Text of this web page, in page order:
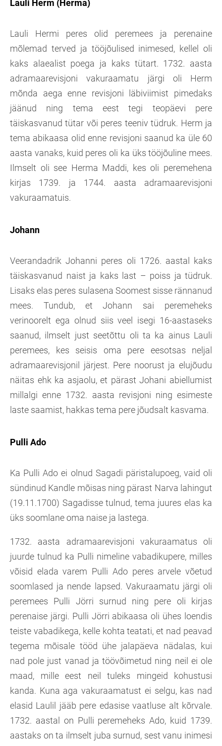
Lauli Herm (Herma)
Lauli Hermi peres olid peremees ja perenaine
mõlemad terved ja tööjõulised inimesed, kellel oli
kaks alaealist poega ja kaks tütart. 1732. aasta
adramaarevisjoni vakuraamatu järgi oli Herm
mõnda aega enne revisjoni läbiviimist pimedaks
jäänud ning tema eest tegi teopäevi pere
täiskasvanud tütar või peres teeniv tüdruk. Herm ja
tema abikaasa olid enne revisjoni saanud ka üle 60
aasta vanaks, kuid peres oli ka üks tööjõuline mees.
Ilmselt oli see Herma Maddi, kes oli peremehena
kirjas 1739. ja 1744. aasta adramaarevisjoni
vakuraamatuis.
Johann
Veerandadrik Johanni peres oli 1726. aastal kaks
täiskasvanud naist ja kaks last – poiss ja tüdruk.
Lisaks elas peres sulasena Soomest sisse rännanud
mees. Tundub, et Johann sai peremeheks
verinoorelt ega olnud siis veel isegi 16-aastaseks
saanud, ilmselt just seetõttu oli ta ka ainus Lauli
peremees, kes seisis oma pere eesotsas neljal
adramaarevisjonil järjest. Pere noorust ja elujõudu
näitas ehk ka asjaolu, et pärast Johani abiellumist
millalgi enne 1732. aasta revisjoni ning esimeste
laste saamist, hakkas tema pere jõudsalt kasvama.
Pulli Ado
Ka Pulli Ado ei olnud Sagadi päristalupoeg, vaid oli
sündinud Kandle mõisas ning pärast Narva lahingut
(19.11.1700) Sagadisse tulnud, tema juures elas ka
üks soomlane oma naise ja lastega.
1732. aasta adramaarevisjoni vakuraamatus oli
juurde tulnud ka Pulli nimeline vabadikupere, milles
võisid elada varem Pulli Ado peres arvele võetud
soomlased ja nende lapsed. Vakuraamatu järgi oli
peremees Pulli Jörri surnud ning pere oli kirjas
perenaise järgi. Pulli Jörri abikaasa oli ühes loendis
teiste vabadikega, kelle kohta teatati, et nad peavad
tegema mõisale tööd ühe jalapäeva nädalas, kui
nad pole just vanad ja töövõimetud ning neil ei ole
maad, mille eest neil tuleks mingeid kohustusi
kanda. Kuna aga vakuraamatust ei selgu, kas nad
elasid Laulil jääb pere edasise vaatluse alt kõrvale.
1732. aastal on Pulli peremeheks Ado, kuid 1739.
aastaks on ta ilmselt juba surnud, sest vanu inimesi